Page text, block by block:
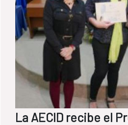
La AECID recibe el